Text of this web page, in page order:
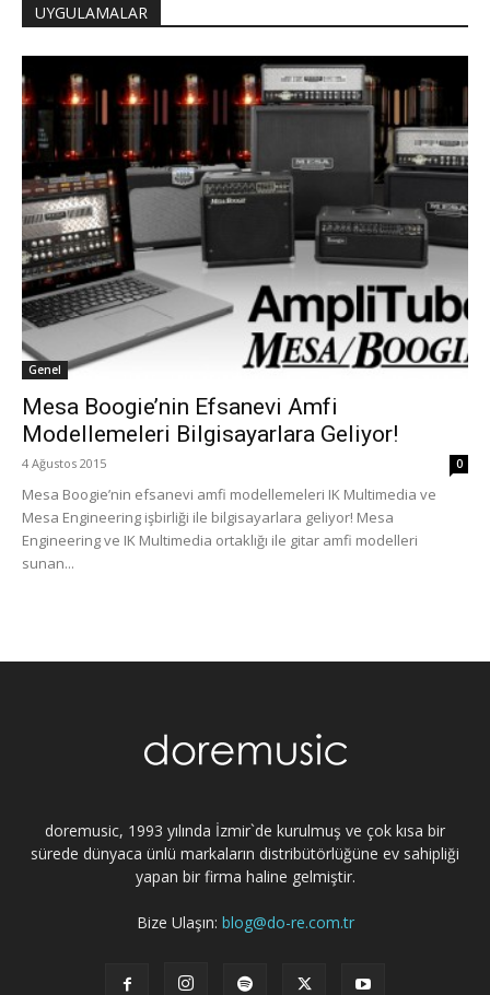
UYGULAMALAR
Genel
Mesa Boogie’nin Efsanevi Amfi
Modellemeleri Bilgisayarlara Geliyor!
4 Ağustos 2015 0
Mesa Boogie’nin efsanevi amfi modellemeleri IK Multimedia ve
Mesa Engineering işbirliği ile bilgisayarlara geliyor! Mesa
Engineering ve IK Multimedia ortaklığı ile gitar amfi modelleri
sunan...
doremusic, 1993 yılında İzmir`de kurulmuş ve çok kısa bir
sürede dünyaca ünlü markaların distribütörlüğüne ev sahipliği
yapan bir firma haline gelmiştir.
Bize Ulaşın: blog@do-re.com.tr